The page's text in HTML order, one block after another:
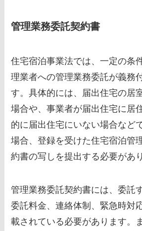
管理業務委託契約書
住宅宿泊事業法では、一定の条
理業者への管理業務委託が義務
す。具体的には、届出住宅の居
場合や、事業者が届出住宅に居
的に届出住宅にいない場合など
場合、登録を受けた住宅宿泊管
約書の写しを提出する必要があ
管理業務委託契約書には、委託
委託料金、連絡体制、緊急時対
載されている必要があります。